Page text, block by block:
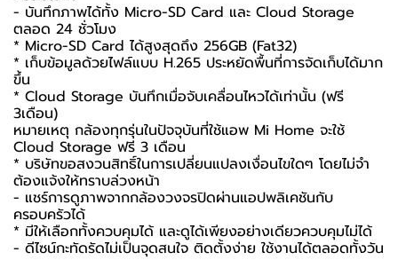
- บันทึกภาพได้ทั้ง Micro-SD Card และ Cloud Storage
ตลอด 24 ชั่วโมง
* Micro-SD Card ได้สูงสุดถึง 256GB (Fat32)
* เก็บข้อมูลด้วยไฟล์แบบ H.265 ประหยัดพื้นที่การจัดเก็บได้มาก
ขึ้น
* Cloud Storage บันทึกเมื่อจับเคลื่อนไหวได้เท่านั้น (ฟรี
3เดือน)
หมายเหตุ กล้องทุกรุ่นในปัจจุบันที่ใช้แอพ Mi Home จะใช้
Cloud Storage ฟรี 3 เดือน
* บริษัทขอสงวนสิทธิ์ในการเปลี่ยนแปลงเงื่อนไขใดๆ โดยไม่จำ
ต้องแจ้งให้ทราบล่วงหน้า
- แชร์การดูภาพจากกล้องวงจรปิดผ่านแอปพลิเคชันกับ
ครอบครัวได้
* มีให้เลือกทั้งควบคุมได้ และดูได้เพียงอย่างเดียวควบคุมไม่ได้
- ดีไซน์กะทัดรัดไม่เป็นจุดสนใจ ติดตั้งง่าย ใช้งานได้ตลอดทั้งวัน